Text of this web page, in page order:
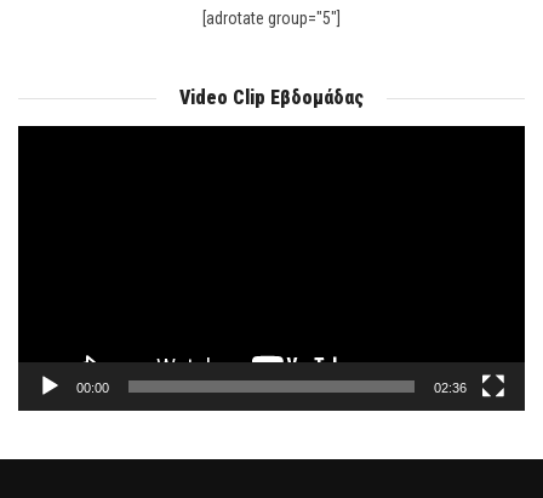
[adrotate group="5"]
Video Clip Εβδομάδας
00:00 02:36